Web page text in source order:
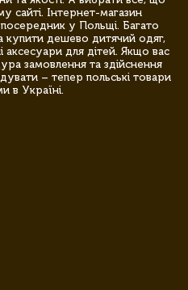
сайті. Інтернет-магазин
у Польщі. Багато
дешево дитячий одяг,
аксесуари для дітей. Якщо вас
замовлення та здійснення
– тепер польські товари
в Україні.